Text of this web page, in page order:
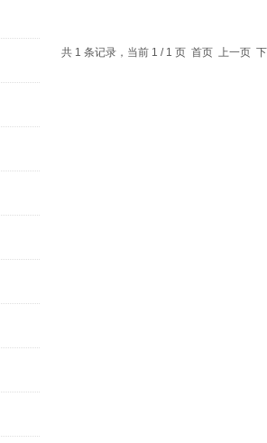
共 1 条记录，当前 1 / 1 页 首页 上一页